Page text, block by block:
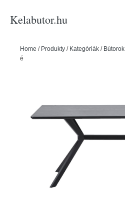
Kelabutor.hu
Home / Produkty / Kategóriák / Bútorok
étkezőasztal, 160 x 90 cm - WOOOD